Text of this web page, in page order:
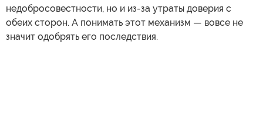
недобросовестности, но и из-за утраты доверия с
обеих сторон. А понимать этот механизм — вовсе не
значит одобрять его последствия.